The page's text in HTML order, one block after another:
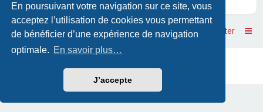
En poursuivant votre navigation sur ce site, vous
acceptez l’utilisation de cookies vous permettant
de bénéficier d’une expérience de navigation
optimale. En savoir plus…
J’accepte
Accueil Accueil du forum Nous contacter
Traduction française officielle©Qiaeru